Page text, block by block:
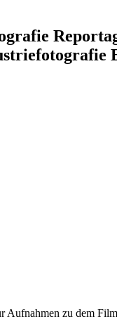
Aufnahmen zu dem